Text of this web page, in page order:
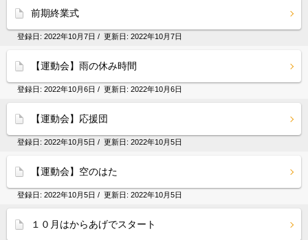
前期終業式
登録日: 2022年10月7日 / 更新日: 2022年10月7日
【運動会】雨の休み時間
登録日: 2022年10月6日 / 更新日: 2022年10月6日
【運動会】応援団
登録日: 2022年10月5日 / 更新日: 2022年10月5日
【運動会】空のはた
登録日: 2022年10月5日 / 更新日: 2022年10月5日
１０月はからあげでスタート